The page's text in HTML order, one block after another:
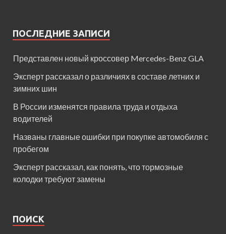
ПОСЛЕДНИЕ ЗАПИСИ
Представлен новый кроссовер Mercedes-Benz GLA
Эксперт рассказал о различиях в составе летних и
зимних шин
В России изменятся правила труда и отдыха
водителей
Названы главные ошибки при покупке автомобиля с
пробегом
Эксперт рассказал, как понять, что тормозные
колодки требуют замены
ПОИСК